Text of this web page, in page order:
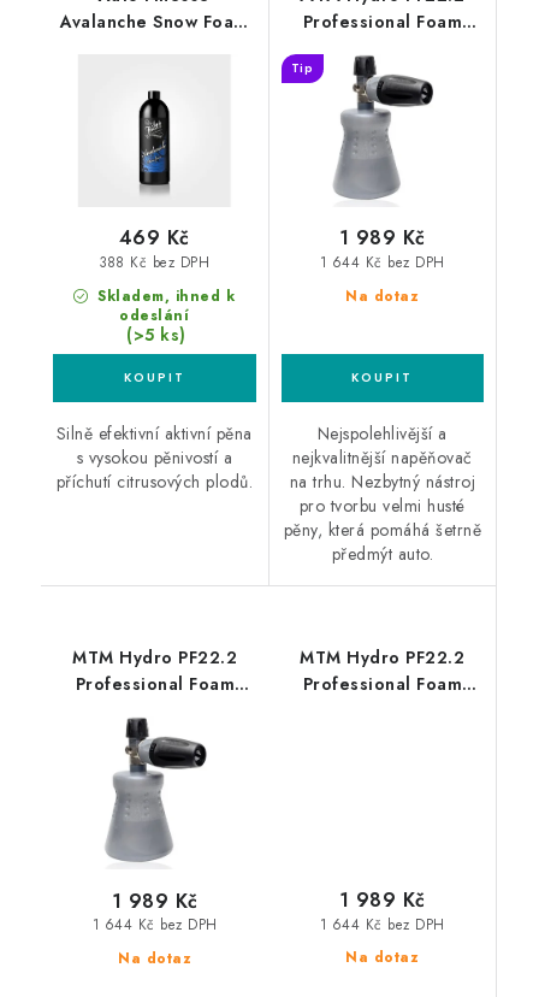
Avalanche Snow Foam
Skladem, ihned k
odeslání
(>5 ks)
388 Kč bez DPH
469 Kč
Silně efektivní aktivní pěna
s vysokou pěnivostí a
příchutí citrusových plodů.
Professional Foam
Lance Karcher K
profesionální
napěňovač
Tip
Na dotaz
1 644 Kč bez DPH
1 989 Kč
Nejspolehlivější a
nejkvalitnější napěňovač
na trhu. Nezbytný nástroj
pro tvorbu velmi husté
pěny, která pomáhá šetrně
předmýt auto.
MTM Hydro PF22.2
Professional Foam
profesionální
napěňovač
Na dotaz
1 644 Kč bez DPH
1 989 Kč
MTM Hydro PF22.2
Professional Foam
Na dotaz
1 644 Kč bez DPH
1 989 Kč